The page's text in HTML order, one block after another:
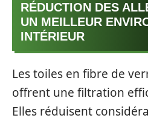
RÉDUCTION DES
UN MEILLEUR
INTÉRIEUR
Les toiles en fibre de
offrent une filtration
Elles réduisent